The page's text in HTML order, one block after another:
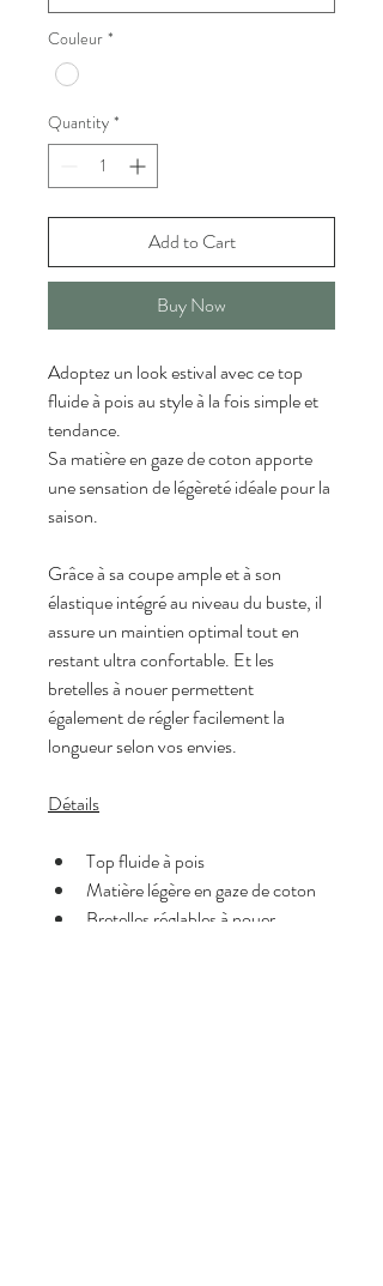
Couleur *
Quantity *
Add to Cart
Buy Now
Adoptez un look estival avec ce top
fluide à pois au style à la fois simple et
tendance.
Sa matière en gaze de coton apporte
une sensation de légèreté idéale pour la
saison.
Grâce à sa coupe ample et à son
élastique intégré au niveau du buste, il
assure un maintien optimal tout en
restant ultra confortable. Et les
bretelles à nouer permettent
également de régler facilement la
longueur selon vos envies.
Détails
Top fluide à pois
Matière légère en gaze de coton
Bretelles réglables à nouer